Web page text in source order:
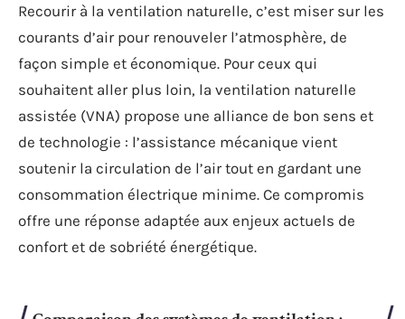
Recourir à la ventilation naturelle, c’est miser sur les
courants d’air pour renouveler l’atmosphère, de
façon simple et économique. Pour ceux qui
souhaitent aller plus loin, la ventilation naturelle
assistée (VNA) propose une alliance de bon sens et
de technologie : l’assistance mécanique vient
soutenir la circulation de l’air tout en gardant une
consommation électrique minime. Ce compromis
offre une réponse adaptée aux enjeux actuels de
confort et de sobriété énergétique.